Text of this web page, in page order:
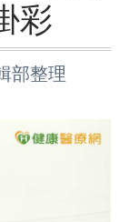
彩
部整理